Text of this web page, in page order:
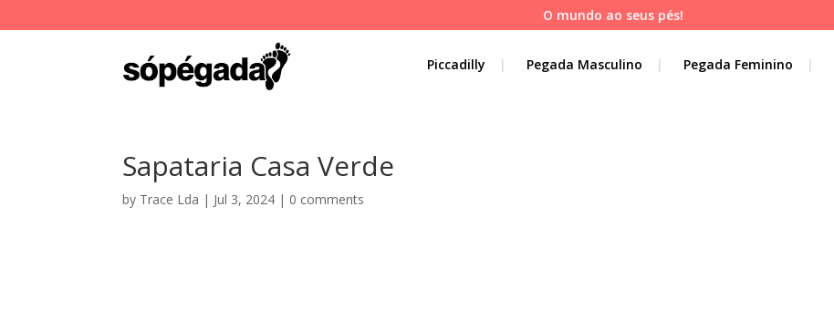
O mundo ao seus pés!
Piccadilly Pegada Masculino Pegada Feminino
Sapataria Casa Verde
by Trace Lda | Jul 3, 2024 | 0 comments